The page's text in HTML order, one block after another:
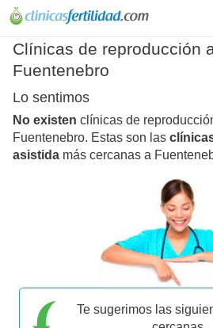
Clínicas de reproducción
Fuentenebro
Lo sentimos
No existen clínicas de
Fuentenebro. Estas son las
asistida más cercanas a
Te sugerimos las